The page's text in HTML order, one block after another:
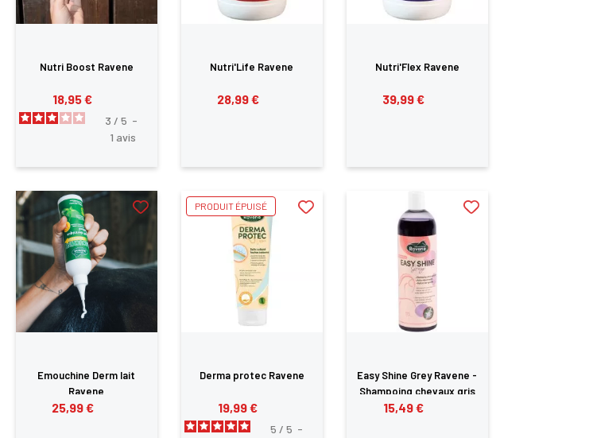
Nutri Boost Ravene
18,95 €
3 / 5 -
1 avis
Nutri'Life Ravene
28,99 €
Nutri'Flex Ravene
39,99 €
Emouchine Derm lait
Ravene
25,99 €
Derma protec Ravene
19,99 €
5 / 5 -
PRODUIT ÉPUISÉ
Easy Shine Grey Ravene -
Shampoing chevaux gris
15,49 €